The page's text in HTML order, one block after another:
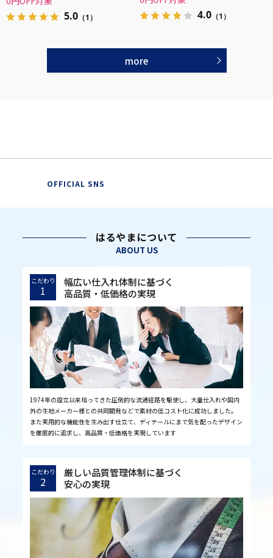
5.0 （1） 4.0 （1）
more
OFFICIAL SNS
はるやまについて
ABOUT US
こだわり
1
幅広い仕入れ体制に基づく
高品質・低価格の実現
1974年の設立以来培ってきた圧倒的な流通経路を駆使し、大量仕入れや国内
外の生地メーカー様との共同開発などで素材の低コスト化に成功しました。
また実用的な機能性を生み出す仕立て、ディテールにまで気を配ったデザイン
を徹底的に追求し、高品質・低価格を実現しています
こだわり
2
厳しい品質管理体制に基づく
安心の実現